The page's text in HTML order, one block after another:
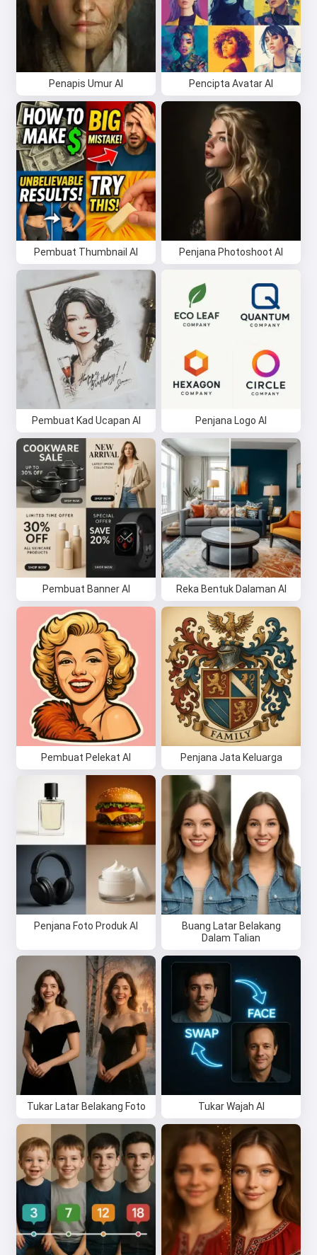
Penapis Umur AI Pencipta Avatar AI
Pembuat Thumbnail AI Penjana Photoshoot AI
Pembuat Kad Ucapan AI Penjana Logo AI
Pembuat Banner AI Reka Bentuk Dalaman AI
Pembuat Pelekat AI Penjana Jata Keluarga
Penjana Foto Produk AI
Buang Latar Belakang
Dalam Talian
Tukar Latar Belakang Foto Tukar Wajah AI
Hai 👋
Saya boleh mencipta lagu, menulis
puisi dan ucapan tahniah 🥰
Cuba secara percuma